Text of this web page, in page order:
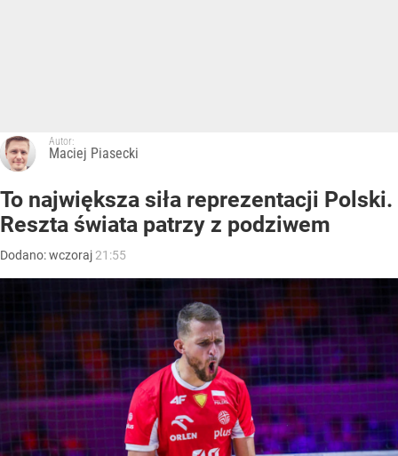
Autor:
Maciej Piasecki
To największa siła reprezentacji Polski.
Reszta świata patrzy z podziwem
Dodano:wczoraj 21:55